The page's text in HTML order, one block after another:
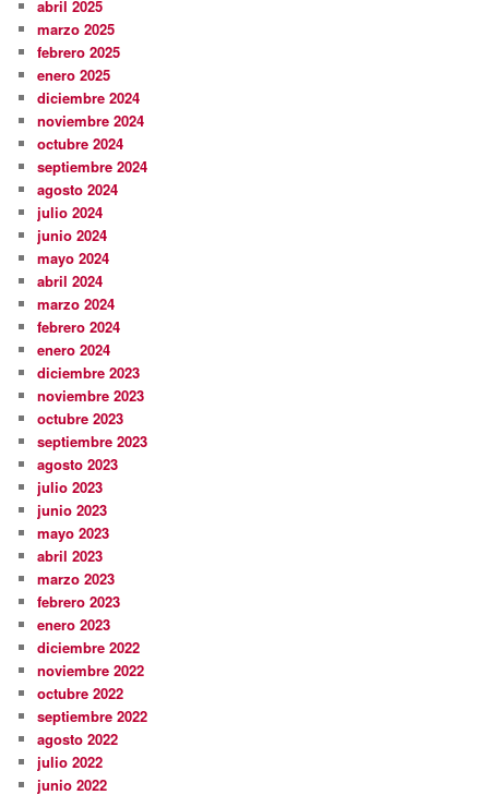
abril 2025
marzo 2025
febrero 2025
enero 2025
diciembre 2024
noviembre 2024
octubre 2024
septiembre 2024
agosto 2024
julio 2024
junio 2024
mayo 2024
abril 2024
marzo 2024
febrero 2024
enero 2024
diciembre 2023
noviembre 2023
octubre 2023
septiembre 2023
agosto 2023
julio 2023
junio 2023
mayo 2023
abril 2023
marzo 2023
febrero 2023
enero 2023
diciembre 2022
noviembre 2022
octubre 2022
septiembre 2022
agosto 2022
julio 2022
junio 2022